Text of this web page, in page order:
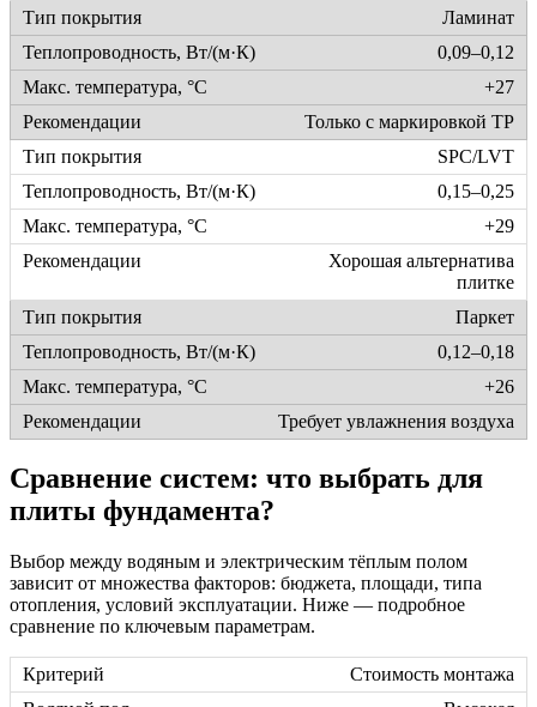
Ламинат
0,09–0,12
+27
Только с маркировкой TP
SPC/LVT
0,15–0,25
+29
Хорошая альтернатива
плитке
Паркет
0,12–0,18
+26
Требует увлажнения воздуха
Сравнение систем: что выбрать для
плиты фундамента?
Выбор между водяным и электрическим тёплым полом
зависит от множества факторов: бюджета, площади, типа
отопления, условий эксплуатации. Ниже — подробное
сравнение по ключевым параметрам.
Стоимость монтажа